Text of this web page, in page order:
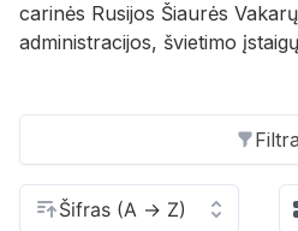
carinės Rusijos Šiaurės
administracijos, švietimo